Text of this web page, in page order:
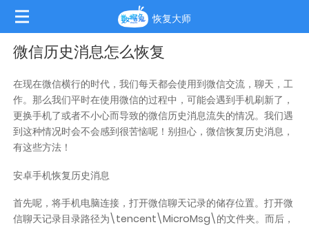
恢复大师
微信历史消息怎么恢复
在现在微信横行的时代，我们每天都会使用到微信交流，聊天，工
作。那么我们平时在使用微信的过程中，可能会遇到手机刷新了，
更换手机了或者不小心而导致的微信历史消息流失的情况。我们遇
到这种情况时会不会感到很苦恼呢！别担心，微信恢复历史消息 ，
有这些方法！
安卓手机恢复历史消息
首先呢，将手机电脑连接，打开微信聊天记录的储存位置。打开微
信聊天记录目录路径为\tencent\MicroMsg\的文件夹。而后，